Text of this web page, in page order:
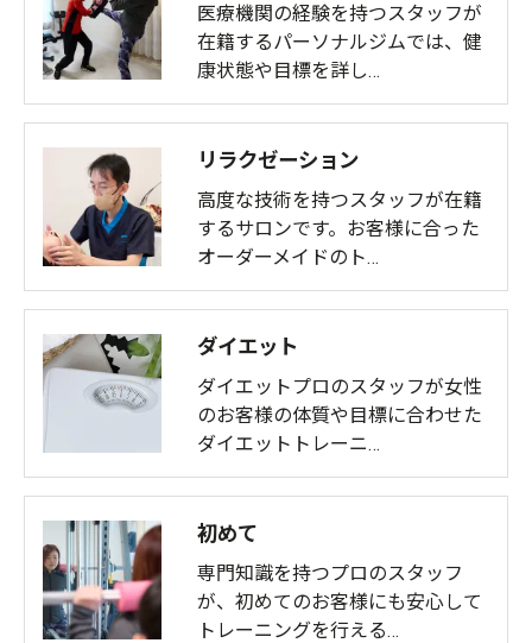
医療機関の経験を持つスタッフが
在籍するパーソナルジムでは、健
康状態や目標を詳し…
リラクゼーション
高度な技術を持つスタッフが在籍
するサロンです。お客様に合った
オーダーメイドのト…
ダイエット
ダイエットプロのスタッフが女性
のお客様の体質や目標に合わせた
ダイエットトレーニ…
初めて
専門知識を持つプロのスタッフ
が、初めてのお客様にも安心して
トレーニングを行える…